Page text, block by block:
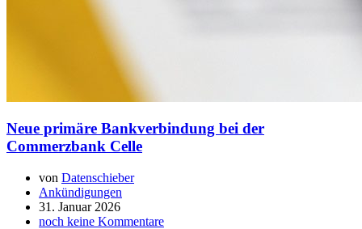
Neue primäre Bankverbindung bei der
Commerzbank Celle
von Datenschieber
Ankündigungen
31. Januar 2026
noch keine Kommentare